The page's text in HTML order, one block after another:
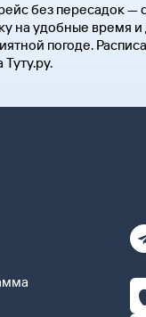
без пересадок —
на удобные время
погоде.